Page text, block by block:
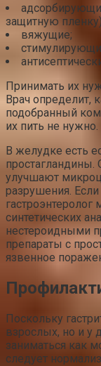
защитную
вяжущие;
Принимать их
Врач определит,
подобранный
их пить не нужно.
В желудке есть
простагландины.
улучшают
разрушения.
синтетических
нестероидными
препараты с
язвенное
Поскольку
взрослых, но и у
заниматься как
следует